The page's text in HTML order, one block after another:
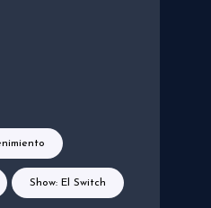
Show: El Switch